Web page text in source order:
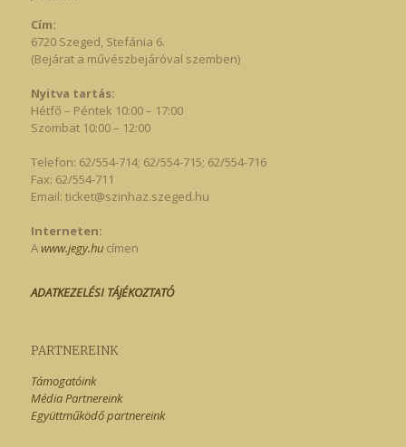
Cím:
6720 Szeged, Stefánia 6.
(Bejárat a művészbejáróval szemben)
Nyitva tartás:
Hétfő – Péntek 10:00 – 17:00
Szombat 10:00 – 12:00
Telefon: 62/554-714; 62/554-715; 62/554-716
Fax: 62/554-711
Email: ticket@szinhaz.szeged.hu
Interneten:
Awww.jegy.hucímen
ADATKEZELÉSI TÁJÉKOZTATÓ
PARTNEREINK
Támogatóink
Média Partnereink
Együttműködő partnereink